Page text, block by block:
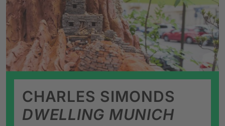
DWELLING MUNICH
CHARLES SIMONDS